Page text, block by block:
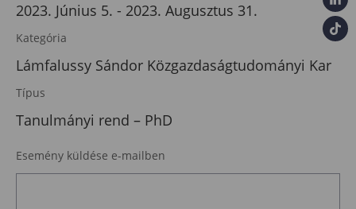
2023. Június 5. - 2023. Augusztus 31.
Kategória
Lámfalussy Sándor Közgazdaságtudományi Kar
Típus
Tanulmányi rend – PhD
Esemény küldése e-mailben